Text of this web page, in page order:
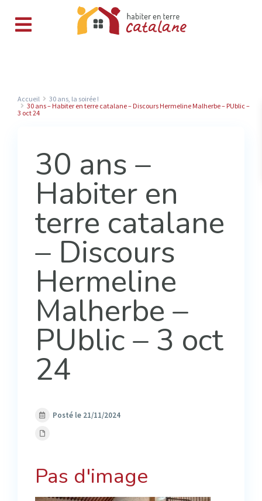
Accueil
30 ans, la soirée !
30 ans – Habiter en terre catalane – Discours Hermeline Malherbe – PUblic –
3 oct 24
30 ans –
Habiter en
terre catalane
– Discours
Hermeline
Malherbe –
PUblic – 3 oct
24
Posté le 21/11/2024
Pas d'image